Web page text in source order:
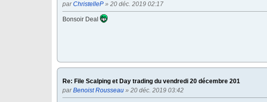
parChristelleP » 20 déc. 2019 02:17
Bonsoir Deal
Re: File Scalping et Day trading du vendredi 20 décembre 201
parBenoist Rousseau » 20 déc. 2019 03:42